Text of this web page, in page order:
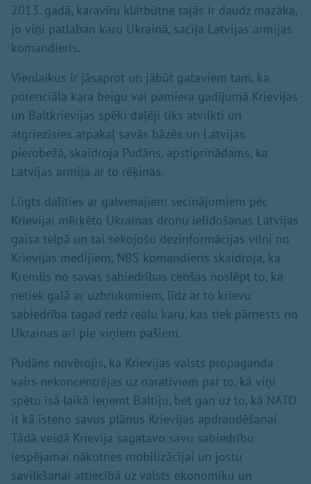
2013. gadā, karavīru klātbūtne tajās ir daudz mazāka,
jo viņi patlaban karo Ukrainā, sacīja Latvijas armijas
komandieris.
Vienlaikus ir jāsaprot un jābūt gataviem tam, ka
potenciāla kara beigu vai pamiera gadījumā Krievijas
un Baltkrievijas spēki daļēji tiks atvilkti un
atgriezīsies atpakaļ savās bāzēs un Latvijas
pierobežā, skaidroja Pudāns, apstiprinādams, ka
Latvijas armija ar to rēķinās.
Lūgts dalīties ar galvenajiem secinājumiem pēc
Krievijai mērķēto Ukrainas dronu ielidošanas Latvijas
gaisa telpā un tai sekojošo dezinformācijas vilni no
Krievijas medijiem, NBS komandieris skaidroja, ka
Kremlis no savas sabiedrības cenšas noslēpt to, ka
netiek galā ar uzbrukumiem, līdz ar to krievu
sabiedrība tagad redz reālu karu, kas tiek pārnests no
Ukrainas arī pie viņiem pašiem.
Pudāns novērojis, ka Krievijas valsts propaganda
vairs nekoncentrējas uz naratīviem par to, kā viņi
spētu īsā laikā ieņemt Baltiju, bet gan uz to, kā NATO
it kā īsteno savus plānus Krievijas apdraudēšanai.
Tādā veidā Krievija sagatavo savu sabiedrību
iespējamai nākotnes mobilizācijai un jostu
savilkšanai attiecībā uz valsts ekonomiku un